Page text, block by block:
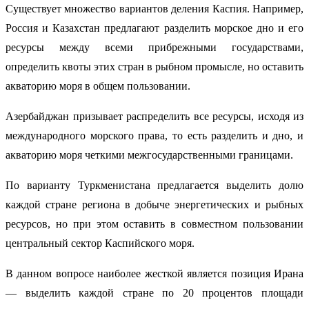
Существует множество вариантов деления Каспия. Например,
Россия и Казахстан предлагают разделить морское дно и его
ресурсы между всеми прибрежными государствами,
определить квоты этих стран в рыбном промысле, но оставить
акваторию моря в общем пользовании.
Азербайджан призывает распределить все ресурсы, исходя из
международного морского права, то есть разделить и дно, и
акваторию моря четкими межгосударственными границами.
По варианту Туркменистана предлагается выделить долю
каждой стране региона в добыче энергетических и рыбных
ресурсов, но при этом оставить в совместном пользовании
центральный сектор Каспийского моря.
В данном вопросе наиболее жесткой является позиция Ирана
— выделить каждой стране по 20 процентов площади